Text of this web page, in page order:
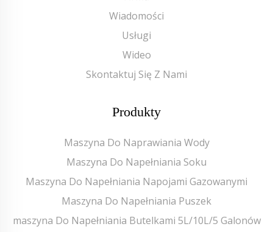
Wiadomości
Usługi
Wideo
Skontaktuj Się Z Nami
Produkty
Maszyna Do Naprawiania Wody
Maszyna Do Napełniania Soku
Maszyna Do Napełniania Napojami Gazowanymi
Maszyna Do Napełniania Puszek
maszyna Do Napełniania Butelkami 5L/10L/5 Galonów